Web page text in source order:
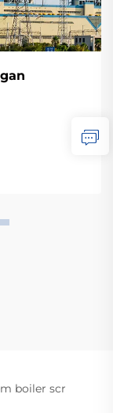
boiler scr